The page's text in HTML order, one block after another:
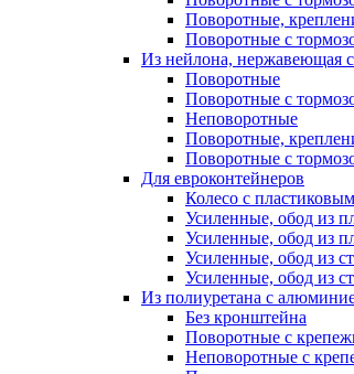
Поворотные,
Поворотные с
Из нейлона, нержавеющая
Поворотные
Поворотные с
Неповоротные
Поворотные,
Поворотные с
Для евроконтейнеров
Колесо с
Усиленные, обод из
Усиленные, обод из
Усиленные, обод из
Усиленные, обод из
Из полиуретана с
Без кронштейна
Поворотные с
Неповоротные с